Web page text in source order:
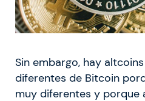
Sin embargo, hay
diferentes de Bitcoin
muy diferentes y porque